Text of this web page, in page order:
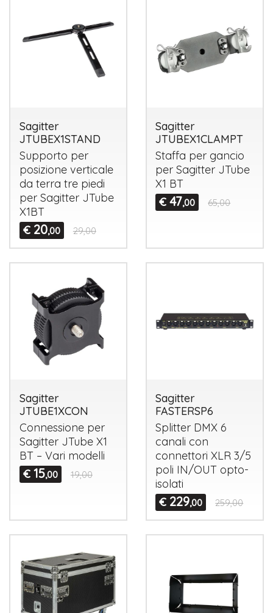
Sagitter
JTUBEX1STAND
Supporto per
posizione verticale
da terra tre piedi
per Sagitter JTube
X1BT
€ 20,00 29,00
Sagitter
JTUBEX1CLAMPT
Staffa per gancio
per Sagitter JTube
X1 BT
€ 47,00 65,00
Sagitter
JTUBE1XCON
Connessione per
Sagitter JTube X1
BT – Vari modelli
€ 15,00 19,00
Sagitter
FASTERSP6
Splitter DMX 6
canali con
connettoriXLR 3/5
poli IN/OUT opto-
isolati
€ 229,00 259,00